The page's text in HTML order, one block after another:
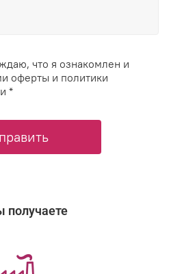
что я ознакомлен и
оферты и политики
*
получаете